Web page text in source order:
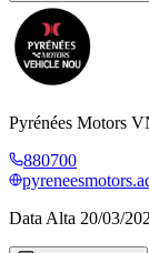
Pyrénées Motors
880700
Data Alta 20/03/